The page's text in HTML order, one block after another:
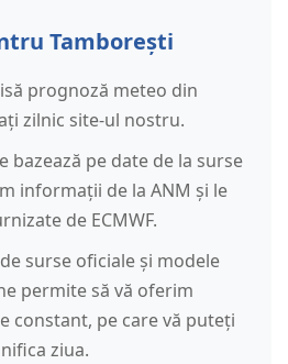
Tamborești
prognoză meteo din
zilnic site-ul nostru.
bazează pe date de la surse
informații de la ANM și le
de ECMWF.
surse oficiale și modele
permite să vă oferim
constant, pe care vă puteți
ziua.